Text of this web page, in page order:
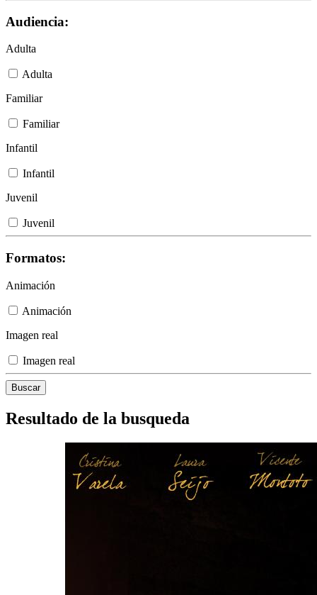
Audiencia:
Adulta
Adulta
Familiar
Familiar
Infantil
Infantil
Juvenil
Juvenil
Formatos:
Animación
Animación
Imagen real
Imagen real
Resultado de la busqueda